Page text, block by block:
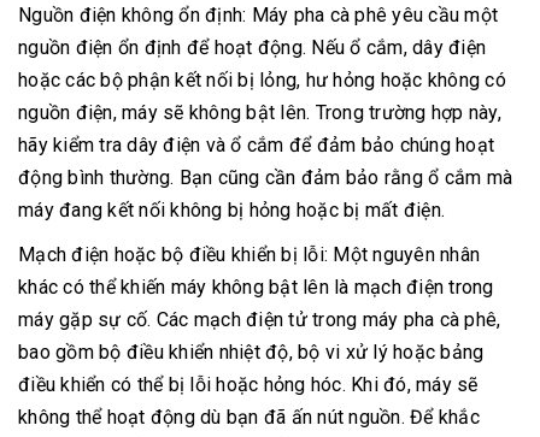
Nguồn điện không ổn định: Máy pha cà phê yêu cầu một
nguồn điện ổn định để hoạt động. Nếu ổ cắm, dây điện
hoặc các bộ phận kết nối bị lỏng, hư hỏng hoặc không có
nguồn điện, máy sẽ không bật lên. Trong trường hợp này,
hãy kiểm tra dây điện và ổ cắm để đảm bảo chúng hoạt
động bình thường. Bạn cũng cần đảm bảo rằng ổ cắm mà
máy đang kết nối không bị hỏng hoặc bị mất điện.
Mạch điện hoặc bộ điều khiển bị lỗi: Một nguyên nhân
khác có thể khiến máy không bật lên là mạch điện trong
máy gặp sự cố. Các mạch điện tử trong máy pha cà phê,
bao gồm bộ điều khiển nhiệt độ, bộ vi xử lý hoặc bảng
điều khiển có thể bị lỗi hoặc hỏng hóc. Khi đó, máy sẽ
không thể hoạt động dù bạn đã ấn nút nguồn. Để khắc